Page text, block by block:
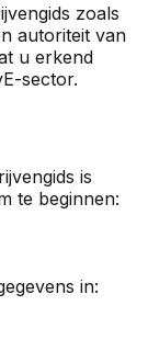
zoals
autoriteit van
u erkend
sector.
is
te beginnen:
in: